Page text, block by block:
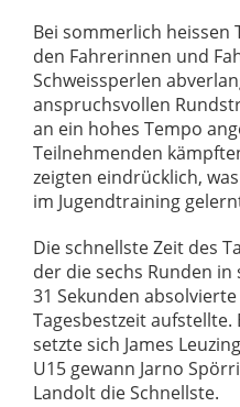
Bei sommerlich
den Fahrerinnen und
Schweissperlen
anspruchsvollen
an ein hohes Tempo
Teilnehmenden
zeigten eindrücklich,
im Jugendtraining
Die schnellste Zeit des
der die sechs Runden
31 Sekunden
Tagesbestzeit aufstellte.
setzte sich James
U15 gewann Jarno
Landolt die Schnellste.